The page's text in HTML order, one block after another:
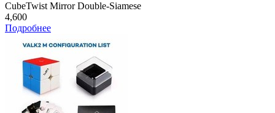
CubeTwist Mirror Double-Siamese
4,600
Подробнее